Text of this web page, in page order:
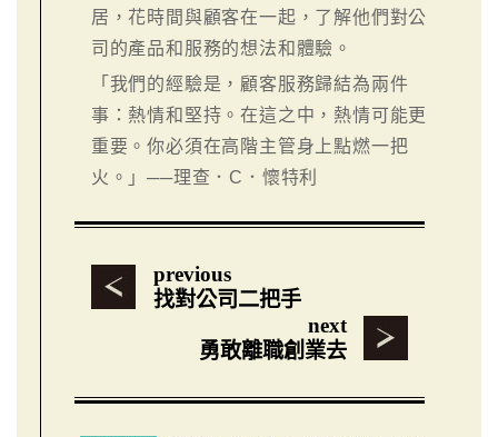
居，花時間與顧客在一起，了解他們對公
司的產品和服務的想法和體驗。
「我們的經驗是，顧客服務歸結為兩件
事：熱情和堅持。在這之中，熱情可能更
重要。你必須在高階主管身上點燃一把
火。」──理查．C．懷特利
previous
找對公司二把手
next
勇敢離職創業去